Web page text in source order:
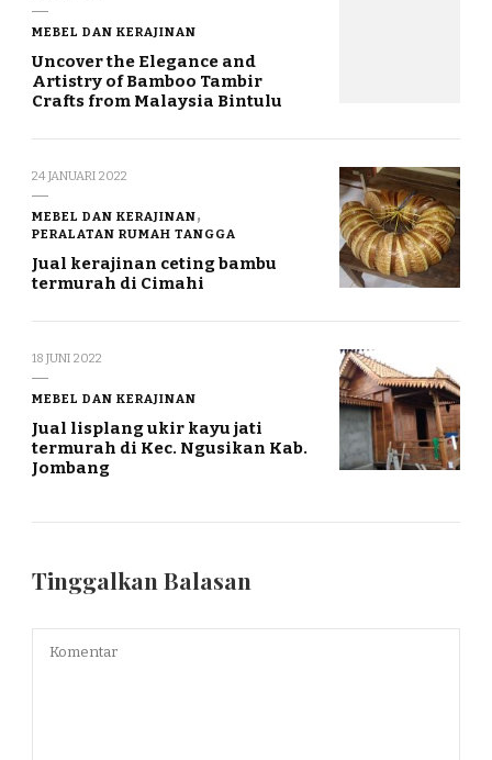
MEBEL DAN KERAJINAN
Uncover the Elegance and
Artistry of Bamboo Tambir
Crafts from Malaysia Bintulu
24 JANUARI 2022
MEBEL DAN KERAJINAN
PERALATAN RUMAH TANGGA
Jual kerajinan ceting bambu
termurah di Cimahi
18 JUNI 2022
MEBEL DAN KERAJINAN
Jual lisplang ukir kayu jati
termurah di Kec. Ngusikan Kab.
Jombang
Tinggalkan Balasan